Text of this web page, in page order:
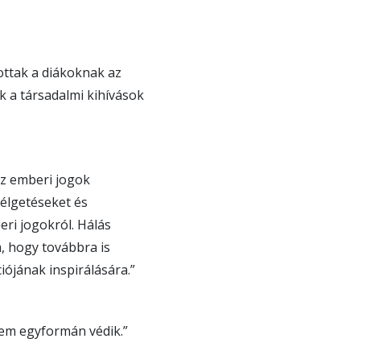
a diákoknak az
a társadalmi kihívások
emberi jogok
és
jogokról. Hálás
hogy továbbra is
inspirálására.”
egyformán védik.”